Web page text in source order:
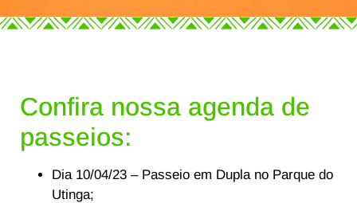
Confira nossa agenda de
passeios:
Dia 10/04/23 – Passeio em Dupla no Parque do
Utinga;